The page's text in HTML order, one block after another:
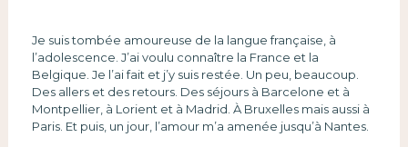
Je suis tombée amoureuse de la langue française, à
l’adolescence. J’ai voulu connaître la France et la
Belgique. Je l’ai fait et j’y suis restée. Un peu, beaucoup.
Des allers et des retours. Des séjours à Barcelone et à
Montpellier, à Lorient et à Madrid. À Bruxelles mais aussi à
Paris. Et puis, un jour, l’amour m’a amenée jusqu’à Nantes.